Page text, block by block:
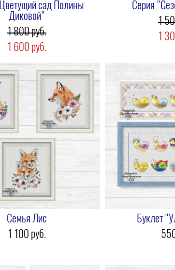
сад Полины
Диковой"
1 800 pуб.
1 600 pуб.
Серия
1
1
Семья Лис
1 100 pуб.
Буклет